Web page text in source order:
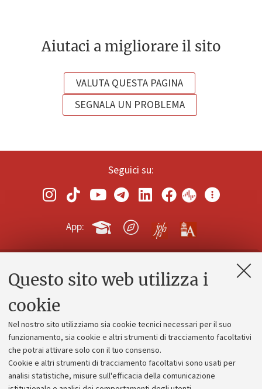
Questo sito web utilizza i
cookie
Nel nostro sito utilizziamo sia cookie tecnici necessari per il suo
funzionamento, sia cookie e altri strumenti di tracciamento facoltativi
che potrai attivare solo con il tuo consenso.
Cookie e altri strumenti di tracciamento facoltativi sono usati per
analisi statistiche, misure sull'efficacia della comunicazione
Aiutaci a migliorare il sito
VALUTA QUESTA PAGINA
SEGNALA UN PROBLEMA
Seguici su:
App:
Contatti e PEC
Alumni community
Piano strategico
Bilanci